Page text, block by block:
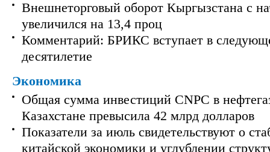
Внешнеторговый оборот Кыргызстана с
увеличился на 13,4 проц
Комментарий: БРИКС вступает в
десятилетие
Экономика
Общая сумма инвестиций CNPC в
Казахстане превысила 42 млрд долларов
Показатели за июль свидетельствуют о
китайской экономики и углублении